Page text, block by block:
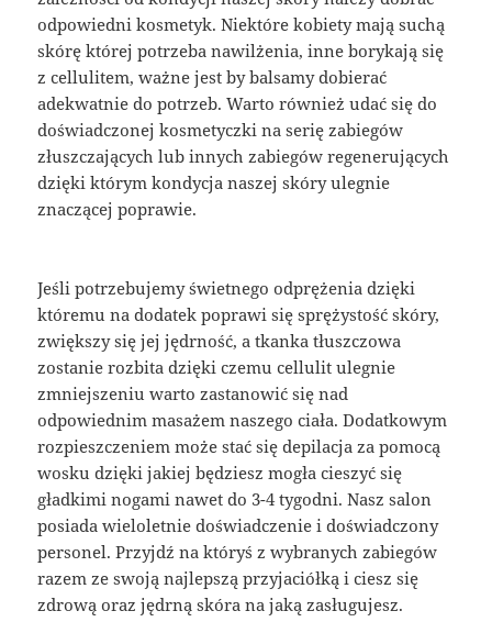
odpowiedni kosmetyk. Niektóre kobiety mają suchą
skórę której potrzeba nawilżenia, inne borykają się
z cellulitem, ważne jest by balsamy dobierać
adekwatnie do potrzeb. Warto również udać się do
doświadczonej kosmetyczki na serię zabiegów
złuszczających lub innych zabiegów regenerujących
dzięki którym kondycja naszej skóry ulegnie
znaczącej poprawie.
Jeśli potrzebujemy świetnego odprężenia dzięki
któremu na dodatek poprawi się sprężystość skóry,
zwiększy się jej jędrność, a tkanka tłuszczowa
zostanie rozbita dzięki czemu cellulit ulegnie
zmniejszeniu warto zastanowić się nad
odpowiednim masażem naszego ciała. Dodatkowym
rozpieszczeniem może stać się depilacja za pomocą
wosku dzięki jakiej będziesz mogła cieszyć się
gładkimi nogami nawet do 3-4 tygodni. Nasz salon
posiada wieloletnie doświadczenie i doświadczony
personel. Przyjdź na któryś z wybranych zabiegów
razem ze swoją najlepszą przyjaciółką i ciesz się
zdrową oraz jędrną skóra na jaką zasługujesz.